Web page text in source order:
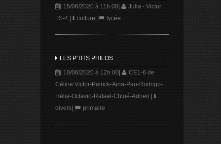
15/06/2020 à 11h 00
Julia - Victor
TS-4
culture lycée
LES P'TITS PHILOS
10/06/2020 à 12h 00
CE1-6 de
Céline:Victor-Patrick-Aina-Pau-Rodrigo-
Hélia-Octavio-Rafael-Chloé-Adrien
divers| primaire